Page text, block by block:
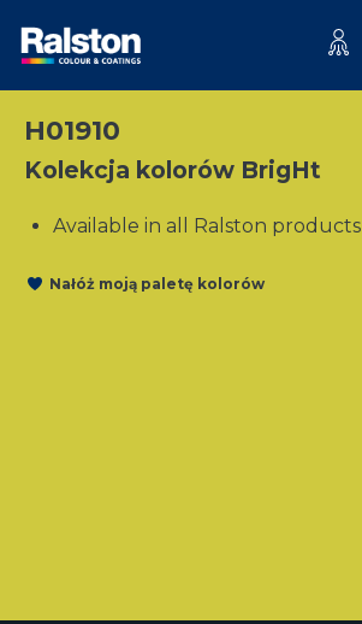
H01910
Kolekcja kolorów BrigHt
Available in all Ralston products
Nałóż moją paletę kolorów